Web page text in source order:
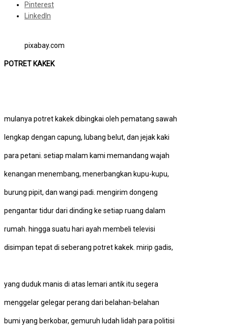
Pinterest
LinkedIn
pixabay.com
POTRET KAKEK
mulanya potret kakek dibingkai oleh pematang sawah
lengkap dengan capung, lubang belut, dan jejak kaki
para petani. setiap malam kami memandang wajah
kenangan menembang, menerbangkan kupu-kupu,
burung pipit, dan wangi padi. mengirim dongeng
pengantar tidur dari dinding ke setiap ruang dalam
rumah. hingga suatu hari ayah membeli televisi
disimpan tepat di seberang potret kakek. mirip gadis,
yang duduk manis di atas lemari antik itu segera
menggelar gelegar perang dari belahan-belahan
bumi yang berkobar, gemuruh ludah lidah para politisi